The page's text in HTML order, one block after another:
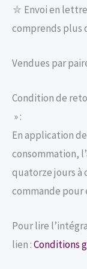
⛥ Envoi en
comprends plus
Vendues par
Condition de
» :
En application
consommation,
quatorze jours à
commande pour
Pour lire
lien :Conditions